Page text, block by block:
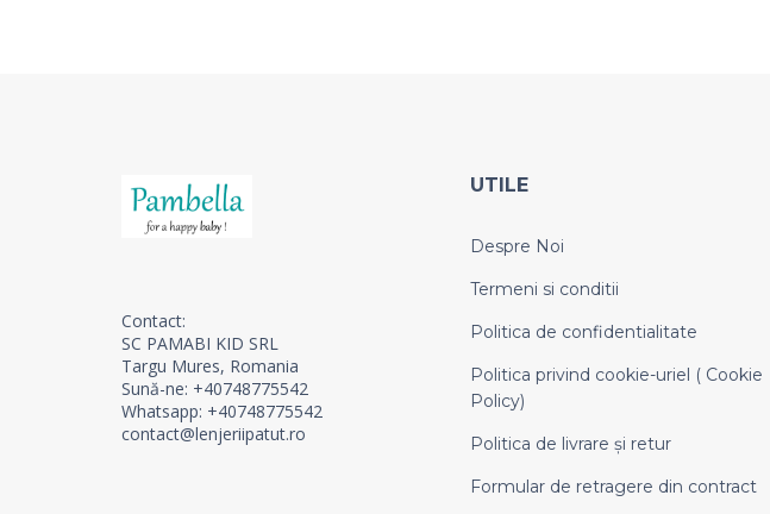
Contact:
SC PAMABI KID SRL
Targu Mures, Romania
Sună-ne: +40748775542
Whatsapp: +40748775542
contact@lenjeriipatut.ro
UTILE
Despre Noi
Termeni si conditii
Politica de confidentialitate
Politica privind cookie-uriel ( Cookie
Policy)
Politica de livrare și retur
Formular de retragere din contract